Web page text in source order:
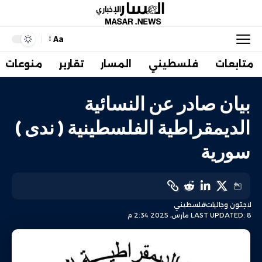
Aa
متابعات فلسطيني المسار تقارير منوعات
بيان صادر عن النسائية
الديمقراطية الفلسطينية ( ندى )
سورية
LAST UPDATED: 8 مارس، 2025 2:34 م
لاجئون وجالياتفلسطيني